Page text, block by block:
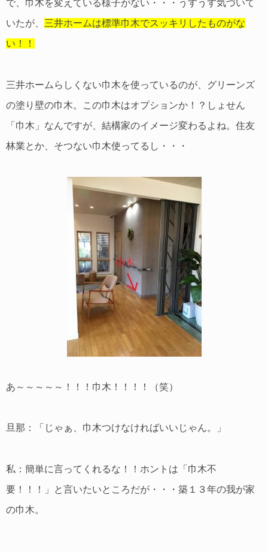
で、巾木を変えている様子がない・・・うすうす気づいて
いたが、 三井ホームは標準巾木でスッキリしたものがな
い！！
三井ホームらしくない巾木を使っているのが、グリーンズ
の塗り壁の巾木。この巾木はオプションか！？しょせん
「巾木」なんですが、結構家のイメージ変わるよね。住友
林業とか、そつない巾木使ってるし・・・
あ～～～～～！！！巾木！！！！（笑）
旦那：「じゃぁ、巾木つけなければいいじゃん。」
私：簡単に言ってくれるな！！ホントは「巾木不
要！！！」と言いたいところだが・・・築１３年の我が家
の巾木。